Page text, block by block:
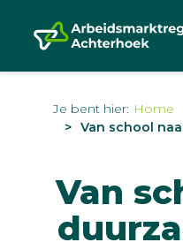
Je bent hier: Home
Van school
Van